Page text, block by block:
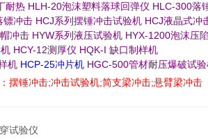
耐热 HLH-20泡沫塑料落球回弹仪 HLC-300落
镖冲击 HCJ系列摆锤冲击试验机 HCJ液晶式冲
冲击 HYW系列液压试验机 HYX-1200泡沫压
HCY-12测厚仪 HQK-I 缺口制样机
机 HCP-25冲片机 HGC-500管材耐压爆破试
摆锤冲击;冲击试验机;简支梁冲击;悬臂梁冲击
试验仪